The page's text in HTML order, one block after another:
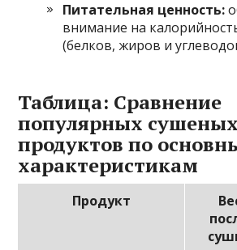
Питательная ценность:
внимание на
(белков, жиров и
Таблица: Сравнение
популярных сушеных
продуктов по
характеристикам
Продукт